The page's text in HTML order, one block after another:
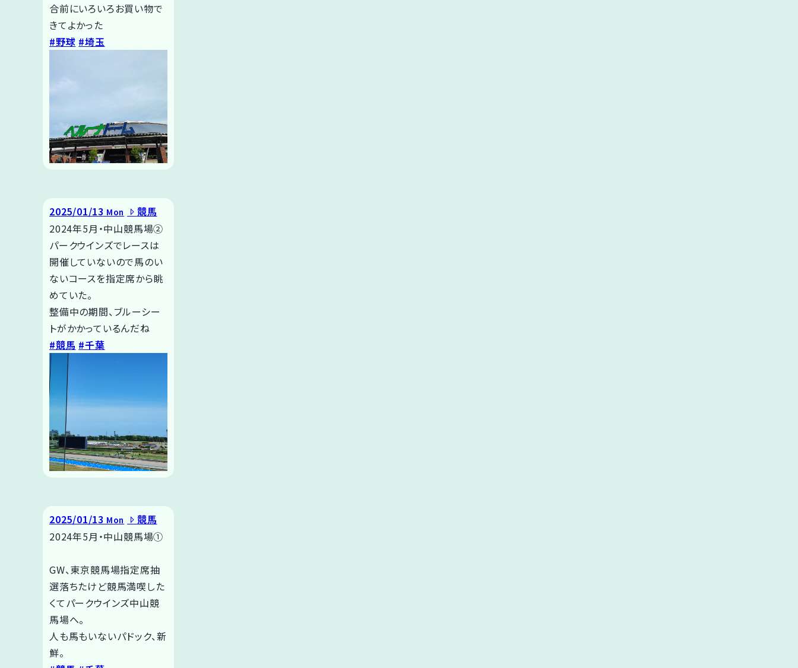
合前にいろいろお買い物で
きてよかった
#野球 #埼玉
2025/01/13 Mon
競馬
2024年5月・中山競馬場②
パークウインズでレースは
開催していないので馬のい
ないコースを指定席から眺
めていた。
整備中の期間、ブルーシー
トがかかっているんだね
#競馬 #千葉
2025/01/13 Mon
競馬
2024年5月・中山競馬場➀
GW、東京競馬場指定席抽
選落ちたけど競馬満喫した
くてパークウインズ中山競
馬場へ。
人も馬もいないパドック、新
鮮。